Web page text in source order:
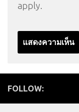
apply.
FOLLOW: